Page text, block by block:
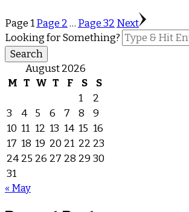
Page1Page 2… Page32 Next
Looking for Something?
August 2026
M T W T F S
S
1
2
3
4 5 6 7 8
9
10 11 12 13 14 15 16
17 18 19 20 21 22 23
24 25 26 27 28 29 30
31
« May